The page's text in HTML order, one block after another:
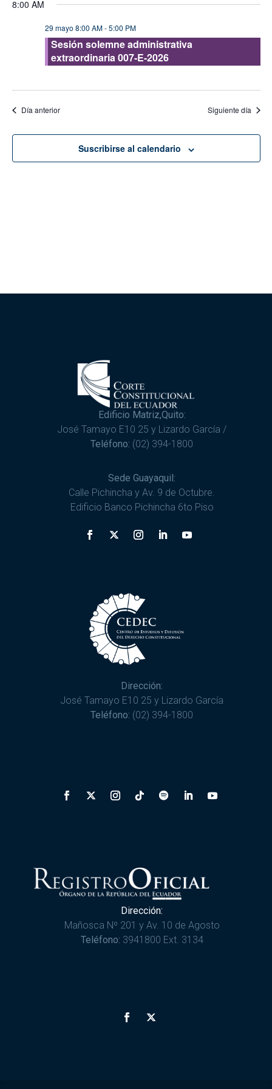
de
fecha.
8:00 AM
29 mayo 8:00 AM-5:00 PM
Sesión solemne administrativa
extraordinaria 007-E-2026
Día anterior Siguiente día
Suscribirse al calendario
Edificio Matriz,Quito:
José Tamayo E10 25 y Lizardo García /
Teléfono: (02) 394-1800
Sede Guayaquil:
Calle Pichincha y Av. 9 de Octubre.
Edificio Banco Pichincha 6to Piso
Dirección:
José Tamayo E10 25 y Lizardo García
Teléfono: (02) 394-1800
Dirección:
Mañosca Nº 201 y Av. 10 de Agosto
Teléfono: 3941800 Ext. 3134